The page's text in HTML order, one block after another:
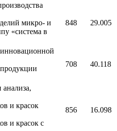
микро- и
«система в
848 29.005
708 40.118
и красок
и красок с
856 16.098